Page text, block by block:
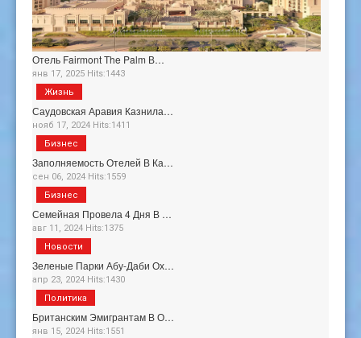
Отель Fairmont The Palm В…
янв 17, 2025 Hits:1443
Саудовская Аравия Казнила…
нояб 17, 2024 Hits:1411
Жизнь
Заполняемость Отелей В Ка…
сен 06, 2024 Hits:1559
Бизнес
Семейная Провела 4 Дня В …
авг 11, 2024 Hits:1375
Бизнес
Зеленые Парки Абу-Даби Ох…
апр 23, 2024 Hits:1430
Новости
Британским Эмигрантам В О…
янв 15, 2024 Hits:1551
Политика